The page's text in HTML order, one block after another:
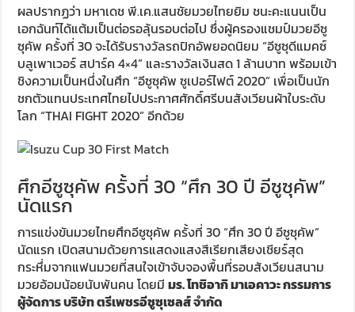
ผลปรากฏว่า มหาเดช พี.เค.แสนชัยมวยไทยยิม ชนะคะแนนเป็น
เอกฉันท์ได้แต้มเป็นต่อรอลุ้นรอบต่อไป ซึ่งผู้ครองแชมป์มวยอีซู
ซุคัพ ครั้งที่ 30 จะได้รับรางวัลรถปิกอัพยอดนิยม “อีซูซุดีแมคซ์
บลูเพาเวอร์ สปาร์ค 4×4” และรางวัลเงินสด 1 ล้านบาท พร้อมเข้า
ชิงความเป็นหนึ่งในศึก “อีซูซุคัพ ซูเปอร์ไฟต์ 2020” เพื่อเป็นนัก
ชกตัวแทนประเทศไทยไปประกาศศักดิ์ศรีบนสังเวียนผ้าใบระดับ
โลก “THAI FIGHT 2020” อีกด้วย
ศึกอีซูซุคัพ ครั้งที่ 30 “ศึก 30 ปี อีซูซุคัพ”
นัดแรก
การแข่งขันมวยไทยศึกอีซูซุคัพ ครั้งที่ 30 “ศึก 30 ปี อีซูซุคัพ”
นัดแรก เปิดสนามด้วยการแสดงแสงสีเรียกเสียงเชียร์สุด
กระหึ่มจากแฟนมวยที่สนใจเข้าจับจองพื้นที่รอบสังเวียนสนาม
มวยอ้อมน้อยนับพันคน โดยมีมร. โทชิอากิ มาเอคาวะ กรรมการ
ผู้จัดการ บริษัท ตรีเพชรอีซูซุเซลส์ จำกัด